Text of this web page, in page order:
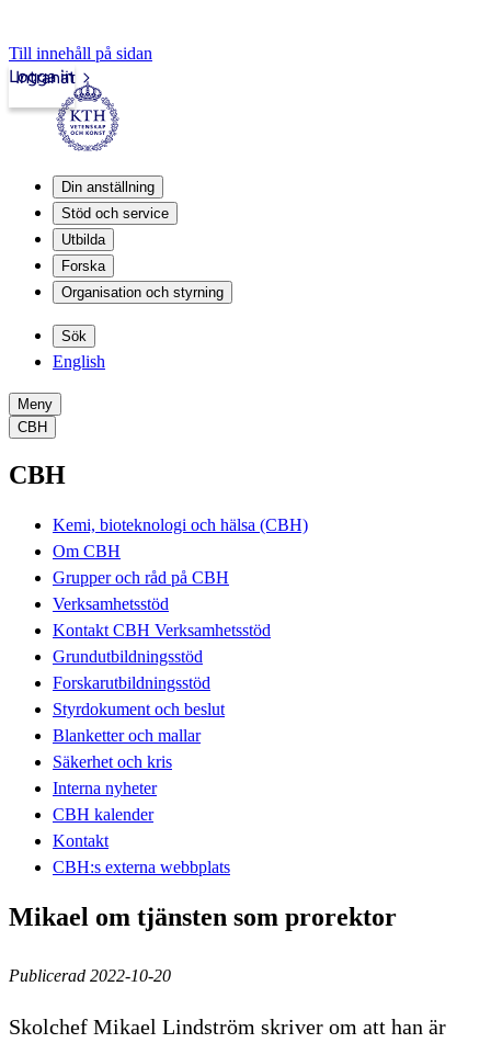
Till innehåll på sidan
Intranät
Logga in
Din anställning
Stöd och service
Utbilda
Forska
Organisation och styrning
Sök
English
Meny
CBH
CBH
Kemi, bioteknologi och hälsa (CBH)
Om CBH
Grupper och råd på CBH
Verksamhetsstöd
Kontakt CBH Verksamhetsstöd
Grundutbildningsstöd
Forskarutbildningsstöd
Styrdokument och beslut
Blanketter och mallar
Säkerhet och kris
Interna nyheter
CBH kalender
Kontakt
CBH:s externa webbplats
Mikael om tjänsten som prorektor
Publicerad 2022-10-20
Skolchef Mikael Lindström skriver om att han är